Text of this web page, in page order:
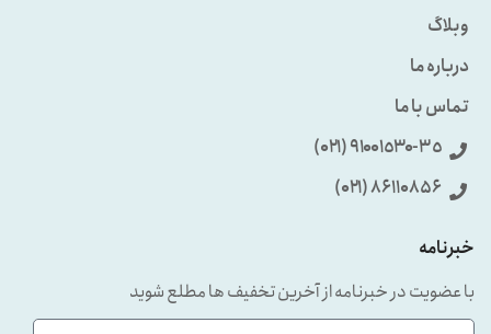
وبلاگ
درباره ما
تماس با ما
٩۱۰۰۱٥۳۰-۳٥ (۰۲۱)
86110856 (۰۲۱)
خبرنامه
با عضویت در خبرنامه از آخرین تخفیف ها مطلع شوید